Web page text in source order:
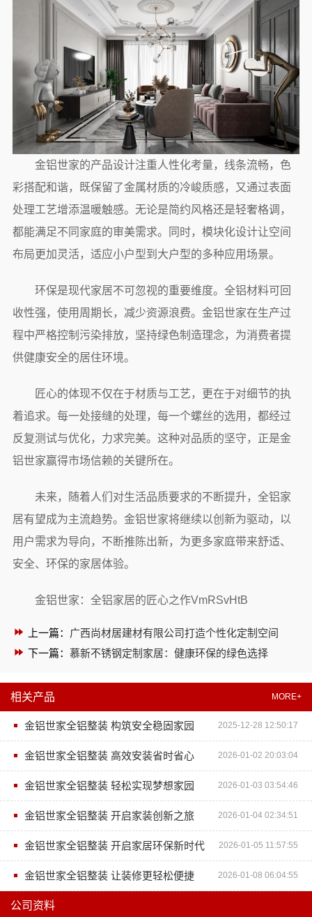
金铝世家的产品设计注重人性化考量，线条流畅，色
彩搭配和谐，既保留了金属材质的冷峻质感，又通过表面
处理工艺增添温暖触感。无论是简约风格还是轻奢格调，
都能满足不同家庭的审美需求。同时，模块化设计让空间
布局更加灵活，适应小户型到大户型的多种应用场景。
环保是现代家居不可忽视的重要维度。全铝材料可回
收性强，使用周期长，减少资源浪费。金铝世家在生产过
程中严格控制污染排放，坚持绿色制造理念，为消费者提
供健康安全的居住环境。
匠心的体现不仅在于材质与工艺，更在于对细节的执
着追求。每一处接缝的处理，每一个螺丝的选用，都经过
反复测试与优化，力求完美。这种对品质的坚守，正是金
铝世家赢得市场信赖的关键所在。
未来，随着人们对生活品质要求的不断提升，全铝家
居有望成为主流趋势。金铝世家将继续以创新为驱动，以
用户需求为导向，不断推陈出新，为更多家庭带来舒适、
安全、环保的家居体验。
金铝世家：全铝家居的匠心之作VmRSvHtB
上一篇： 广西尚材居建材有限公司打造个性化定制空间
下一篇： 慕新不锈钢定制家居：健康环保的绿色选择
相关产品 MORE+
金铝世家全铝整装 构筑安全稳固家园 2025-12-28 12:50:17
金铝世家全铝整装 高效安装省时省心 2026-01-02 20:03:04
金铝世家全铝整装 轻松实现梦想家园 2026-01-03 03:54:46
金铝世家全铝整装 开启家装创新之旅 2026-01-04 02:34:51
金铝世家全铝整装 开启家居环保新时代 2026-01-05 11:57:55
金铝世家全铝整装 让装修更轻松便捷 2026-01-08 06:04:55
公司资料